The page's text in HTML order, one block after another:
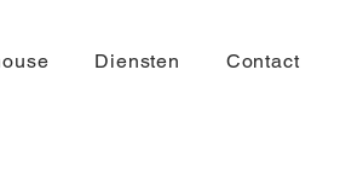
Diensten Contact